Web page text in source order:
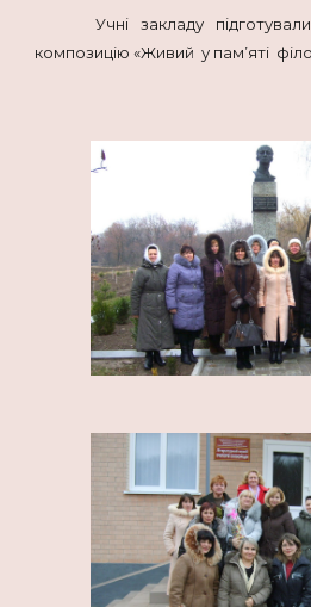
Учні закладу підготували
композицію «Живий у пам’яті